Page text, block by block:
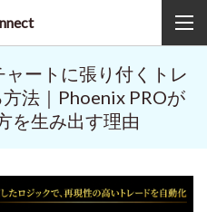
ャートに張り付くトレ
法｜Phoenix PROが
を生み出す理由